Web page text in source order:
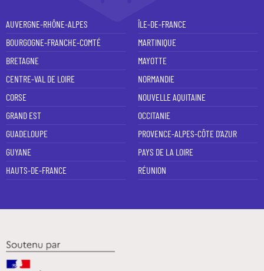
AUVERGNE-RHÔNE-ALPES
BOURGOGNE-FRANCHE-COMTÉ
BRETAGNE
CENTRE-VAL DE LOIRE
CORSE
GRAND EST
GUADELOUPE
GUYANE
HAUTS-DE-FRANCE
ÎLE-DE-FRANCE
MARTINIQUE
MAYOTTE
NORMANDIE
NOUVELLE AQUITAINE
OCCITANIE
PROVENCE-ALPES-CÔTE D'AZUR
PAYS DE LA LOIRE
RÉUNION